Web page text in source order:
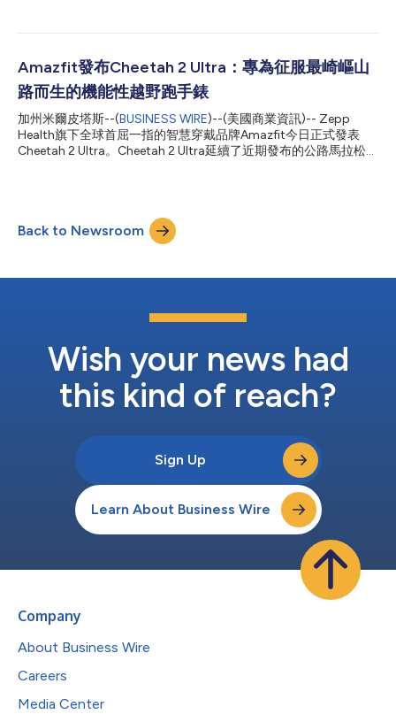
感測器，可在監測訓練過程中監測軀幹動作與穩定度。這個系統結
負荷、動作品質及肌肉負荷的資料，比手腕追蹤更加完整。 Helio
Strap Pro說明了Amazfit的混合體能訓練系統下階段發展方向
——追蹤超越心跳的其他表現，幫助運動員進一步了解隨著疲勞
的累積如何影響動作、效率及肌肉負荷的變化。 「心跳能反映運
動員的運動強度，卻無法全面顯示動作因疲勞累積而產生的變
化。」Amazfit全球行銷負責人Scott Shepley說，「Helio Strap
Pro結合上臂心跳資料、腰部運動感測及智慧型手錶表現資料，向
Amazfit發布Cheetah 2 Ultra：專為征服最崎嶇山
路而生的機能性越野跑手錶
加州米爾皮塔斯--(BUSINESS WIRE)--(美國商業資訊)-- Zepp
Health旗下全球首屈一指的智慧穿戴品牌Amazfit今日正式發表
Cheetah 2 Ultra。Cheetah 2 Ultra延續了近期發布的公路馬拉松訓
和山地賽事的跑者而設計，擁有長達33小時的越野跑最佳化GPS續
航、全彩等高線地圖、五級鈦金屬錶殼以及高級訓練和恢復指導。
Cheetah 2 Ultra的設計旨在為長距離山地賽提供全程所需的全面支
耐力，但負重的承載則需仰賴結構。Cheetah 2 Ultra採用五級鈦金
性與強度的同時，避免增加不必要的重量。這款手錶專為承受技術
性山徑的嚴苛考驗而打造，同時保持輕盈佩戴感。1.5吋色彩鮮艷
Back to Newsroom
Wish your news had
this kind of reach?
Sign Up
Learn About Business Wire
Company
About Business Wire
Careers
Media Center